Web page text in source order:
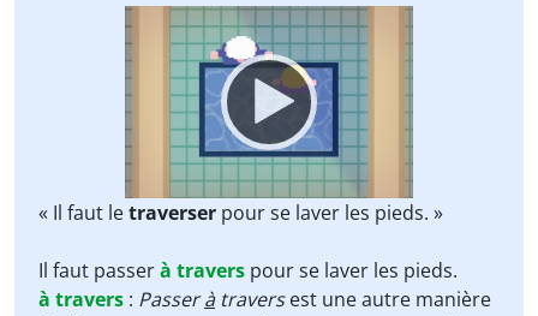
Video
Player
« Il faut letraverser pour se laver les pieds. »
Il faut passerà travers pour se laver les pieds.
à travers : Passeràtraversest une autre manière